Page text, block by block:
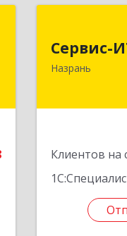
Сервис-
Назрань
Клиентов на
386102,